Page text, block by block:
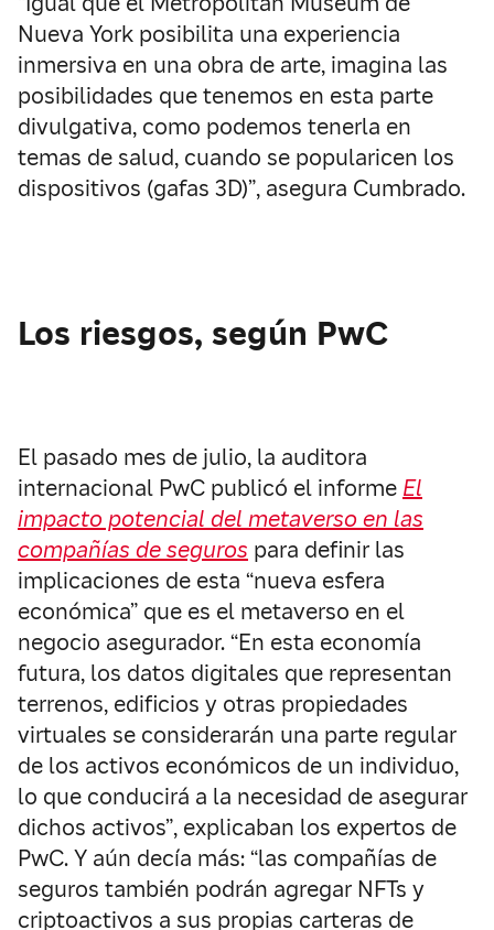
Nueva York posibilita una experiencia
inmersiva en una obra de arte, imagina las
posibilidades que tenemos en esta parte
divulgativa, como podemos tenerla en
temas de salud, cuando se popularicen los
dispositivos (gafas 3D)”, asegura Cumbrado.
Los riesgos, según PwC
El pasado mes de julio, la auditora
internacional PwC publicó el informe El
impacto potencial del metaverso en las
compañías de seguros para definir las
implicaciones de esta “nueva esfera
económica” que es el metaverso en el
negocio asegurador. “En esta economía
futura, los datos digitales que representan
terrenos, edificios y otras propiedades
virtuales se considerarán una parte regular
de los activos económicos de un individuo,
lo que conducirá a la necesidad de asegurar
dichos activos”, explicaban los expertos de
PwC. Y aún decía más: “las compañías de
seguros también podrán agregar NFTs y
criptoactivos a sus propias carteras de